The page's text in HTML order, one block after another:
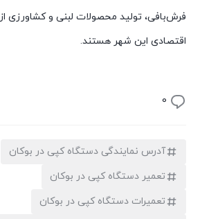
فرش‌بافی، تولید محصولات لبنی و کشاورزی
اقتصادی این شهر هستند.
0
آدرس نمایندگی دستگاه کپی در بوکان
تعمیر دستگاه کپی در بوکان
تعمیرات دستگاه کپی در بوکان